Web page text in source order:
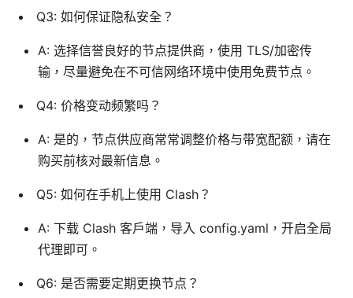
Q3: 如何保证隐私安全？
A: 选择信誉良好的节点提供商，使用 TLS/加密传
输，尽量避免在不可信网络环境中使用免费节点。
Q4: 价格变动频繁吗？
A: 是的，节点供应商常常调整价格与带宽配额，请在
购买前核对最新信息。
Q5: 如何在手机上使用 Clash？
A: 下载 Clash 客户端，导入 config.yaml，开启全局
代理即可。
Q6: 是否需要定期更换节点？